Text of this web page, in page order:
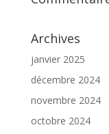
Archives
janvier 2025
décembre 2024
novembre 2024
octobre 2024